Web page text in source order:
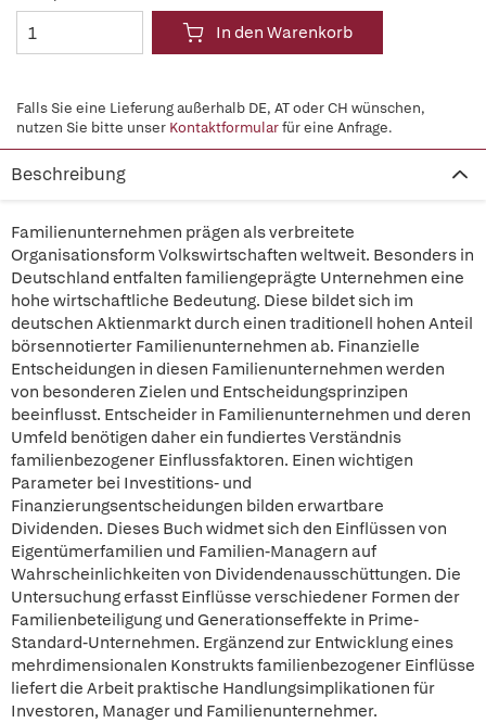
In den Warenkorb
Falls Sie eine Lieferung außerhalb DE, AT oder CH wünschen,
nutzen Sie bitte unser Kontaktformularfür eine Anfrage.
Beschreibung
Familienunternehmen prägen als verbreitete
Organisationsform Volkswirtschaften weltweit. Besonders in
Deutschland entfalten familiengeprägte Unternehmen eine
hohe wirtschaftliche Bedeutung. Diese bildet sich im
deutschen Aktienmarkt durch einen traditionell hohen Anteil
börsennotierter Familienunternehmen ab. Finanzielle
Entscheidungen in diesen Familienunternehmen werden
von besonderen Zielen und Entscheidungsprinzipen
beeinflusst. Entscheider in Familienunternehmen und deren
Umfeld benötigen daher ein fundiertes Verständnis
familienbezogener Einflussfaktoren. Einen wichtigen
Parameter bei Investitions- und
Finanzierungsentscheidungen bilden erwartbare
Dividenden. Dieses Buch widmet sich den Einflüssen von
Eigentümerfamilien und Familien-Managern auf
Wahrscheinlichkeiten von Dividendenausschüttungen. Die
Untersuchung erfasst Einflüsse verschiedener Formen der
Familienbeteiligung und Generationseffekte in Prime-
Standard-Unternehmen. Ergänzend zur Entwicklung eines
mehrdimensionalen Konstrukts familienbezogener Einflüsse
liefert die Arbeit praktische Handlungsimplikationen für
Investoren, Manager und Familienunternehmer.